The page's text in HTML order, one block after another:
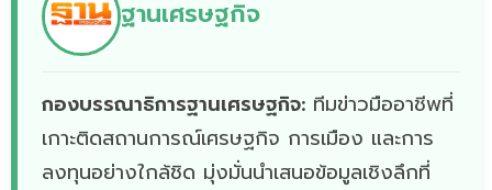
ฐานเศรษฐกิจ
กองบรรณาธิการฐานเศรษฐกิจ: ทีมข่าวมืออาชีพที่
เกาะติดสถานการณ์เศรษฐกิจ การเมือง และการ
ลงทุนอย่างใกล้ชิด มุ่งมั่นนำเสนอข้อมูลเชิงลึกที่